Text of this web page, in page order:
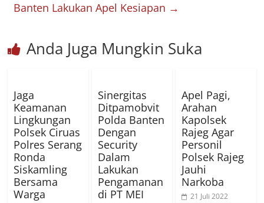
Banten Lakukan Apel Kesiapan →
Anda Juga Mungkin Suka
Jaga
Keamanan
Lingkungan
Polsek Ciruas
Polres Serang
Ronda
Siskamling
Bersama
Warga
Sinergitas
Ditpamobvit
Polda Banten
Dengan
Security
Dalam
Lakukan
Pengamanan
di PT MEI
Apel Pagi,
Arahan
Kapolsek
Rajeg Agar
Personil
Polsek Rajeg
Jauhi
Narkoba
21 Juli 2022